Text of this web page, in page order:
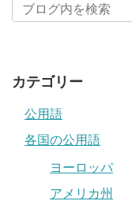
カテゴリー
公用語
各国の公用語
ヨーロッパ
アメリカ州